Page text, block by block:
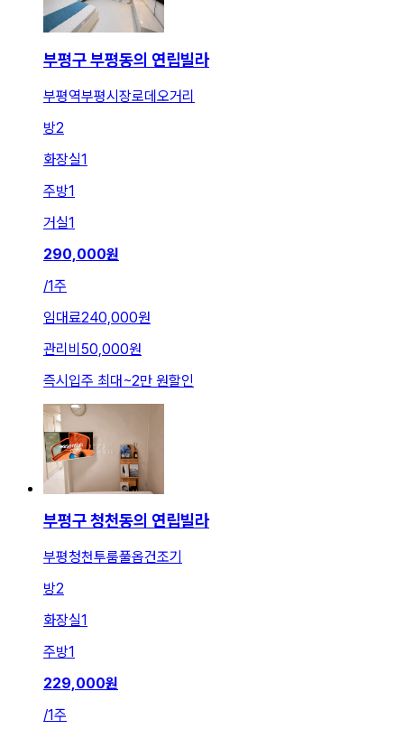
부평구 부평동의 연립빌라
부평역부평시장로데오거리
방2
화장실1
주방1
거실1
290,000원
/1주
임대료240,000원
관리비 50,000원
즉시입주 최대~2만 원할인
부평구 청천동의 연립빌라
부평청천투룸풀옵건조기
방2
화장실1
주방1
229,000원
/1주